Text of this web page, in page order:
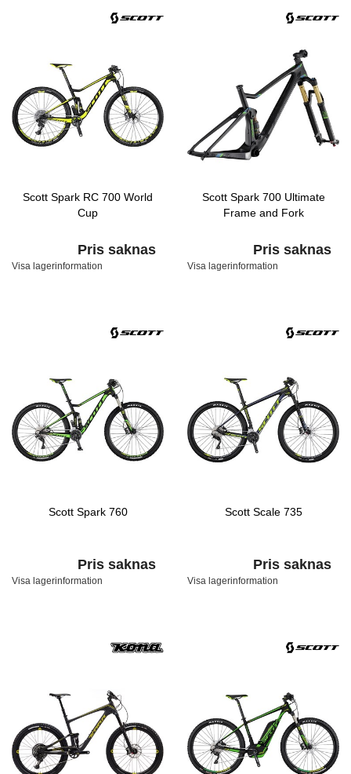
Scott Spark RC 700 World
Cup
Pris saknas
Visa lagerinformation
Scott Spark 700 Ultimate
Frame and Fork
Pris saknas
Visa lagerinformation
Scott Spark 760
Pris saknas
Visa lagerinformation
Scott Scale 735
Pris saknas
Visa lagerinformation